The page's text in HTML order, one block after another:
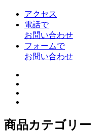
アクセス
電話で
お問い合わせ
フォームで
お問い合わせ
商品カテゴリー